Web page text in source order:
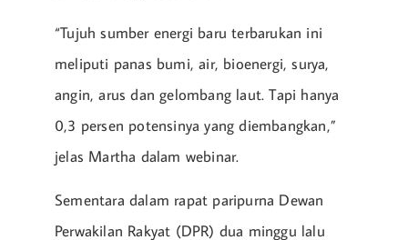
“Tujuh sumber energi baru terbarukan ini
meliputi panas bumi, air, bioenergi, surya,
angin, arus dan gelombang laut. Tapi hanya
0,3 persen potensinya yang diembangkan,”
jelas Martha dalam webinar.
Sementara dalam rapat paripurna Dewan
Perwakilan Rakyat (DPR) dua minggu lalu